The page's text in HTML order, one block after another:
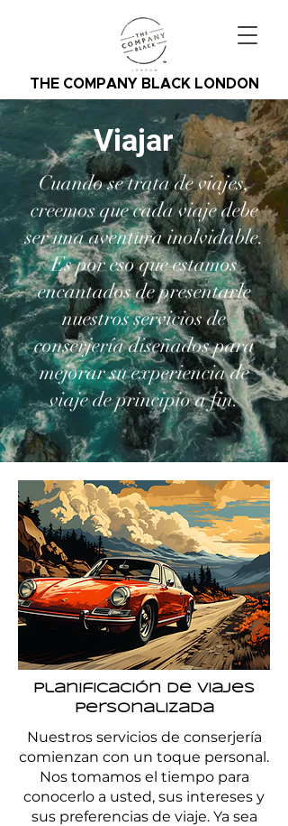
THE COMPANY BLACK LONDON
Viajar
Cuando se trata de viajes,
creemos que cada viaje debe
ser una aventura inolvidable.
Es por eso que estamos
encantados de presentarle
nuestros servicios de
conserjería diseñados para
mejorar su experiencia de
viaje de principio a fin.
Planificación de viajes
personalizada
Nuestros servicios de conserjería
comienzan con un toque personal.
Nos tomamos el tiempo para
conocerlo a usted, sus intereses y
sus preferencias de viaje. Ya sea